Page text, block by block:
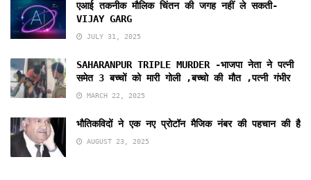
एआई तकनीक मौलिक चिंतन की जगह नहीं ले सकती-
VIJAY GARG
JULY 31, 2025
SAHARANPUR TRIPLE MURDER -भाजपा नेता ने पत्नी
समेत 3 बच्चों को मारी गोली ,बच्चो की मौत ,पत्नी गंभीर
MARCH 22, 2025
भौतिकविदों ने एक नए प्रोटॉन मैजिक नंबर की पहचान की है
AUGUST 23, 2025